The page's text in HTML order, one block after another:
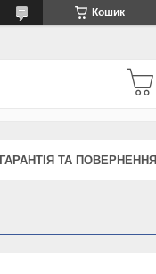
Кошик
ГАРАНТІЯ ТА ПОВЕРНЕННЯ